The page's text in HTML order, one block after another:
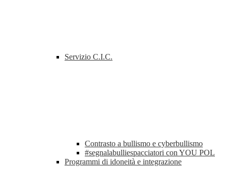
Servizio C.I.C.
Contrasto a bullismo e cyberbullismo
#segnalabulliespacciatori con YOU POL
Programmi di idoneità e integrazione